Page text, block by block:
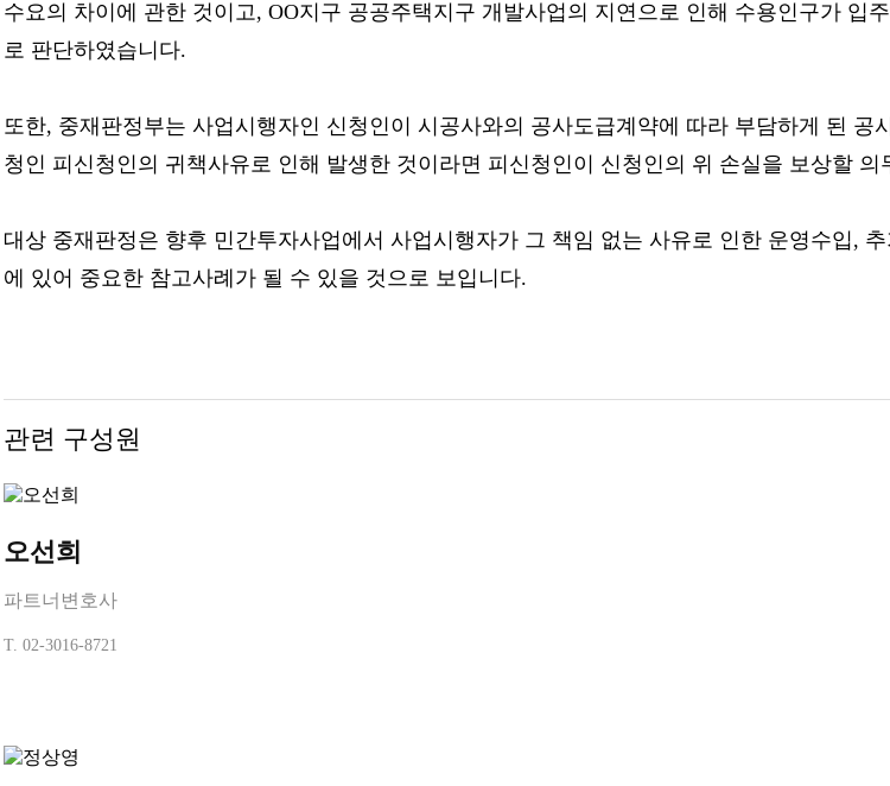
수요의 차이에 관한 것이고, OO지구 공공주택지구 개발사업의 지연으로 인해 수용인구가 입
로 판단하였습니다.
또한, 중재판정부는 사업시행자인 신청인이 시공사와의 공사도급계약에 따라 부담하게 된
청인 피신청인의 귀책사유로 인해 발생한 것이라면 피신청인이 신청인의 위 손실을 보상할
대상 중재판정은 향후 민간투자사업에서 사업시행자가 그 책임 없는 사유로 인한 운영수입,
에 있어 중요한 참고사례가 될 수 있을 것으로 보입니다.
관련 구성원
오선희
파트너변호사
T. 02-3016-8721